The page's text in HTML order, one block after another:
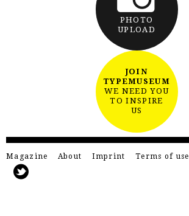
PHOTO
UPLOAD
JOIN
TYPEMUSEUM
WE NEED YOU
TO INSPIRE
US
Magazine About Imprint Terms of use